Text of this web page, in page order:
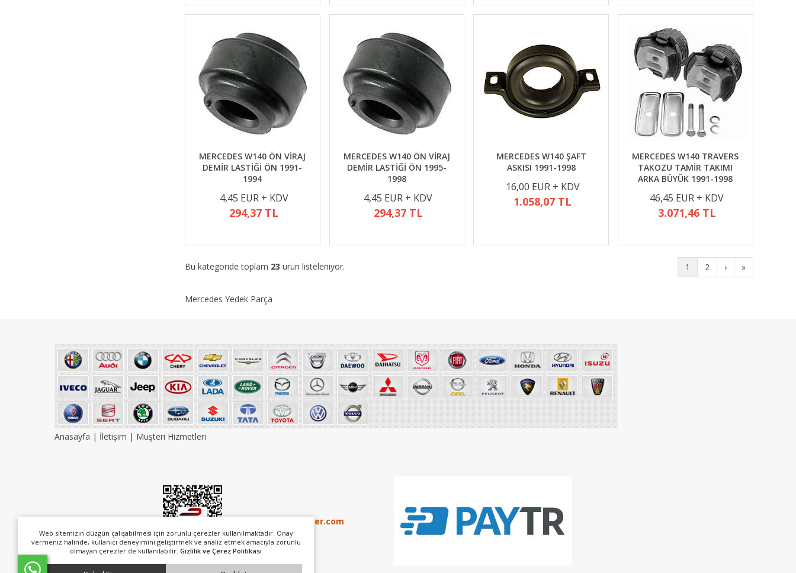
Web sitemizin düzgün çalışabilmesi için zorunlu çerezler kullanılmaktadır. Onay
vermeniz halinde, kullanıcı deneyimini geliştirmek ve analiz etmek amacıyla zorunlu
olmayan çerezler de kullanılabilir. Gizlilik ve Çerez Politikası
MERCEDES W140 ÖN VİRAJ
DEMİR LASTİĞİ ÖN 1991-
1994
4,45 EUR + KDV
294,37 TL
MERCEDES W140 ÖN VİRAJ
DEMİR LASTİĞİ ÖN 1995-
1998
4,45 EUR + KDV
294,37 TL
MERCEDES W140 ŞAFT
ASKISI 1991-1998
16,00 EUR + KDV
1.058,07 TL
MERCEDES W140 TRAVERS
TAKOZU TAMİR TAKIMI
ARKA BÜYÜK 1991-1998
46,45 EUR + KDV
3.071,46 TL
Bu kategoride toplam 23 ürün listeleniyor. 1 2 › »
Mercedes Yedek Parça
Anasayfa | İletişim | Müşteri Hizmetleri
info@otoker.com